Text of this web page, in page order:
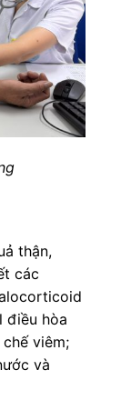
thận,
các
điều hòa
viêm;
và